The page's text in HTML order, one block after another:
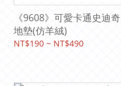
《9608》可愛卡通史迪奇
地墊(仿羊絨)
NT$190 ~ NT$490